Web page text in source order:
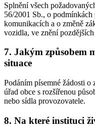
Splnění všech
56/2001 Sb., o
komunikacích a o změně
vozidla, ve znění
7. Jakým způsobem
situace
Podáním písemné žádosti
úřad obce s rozšířenou
nebo sídla provozovatele.
8. Na které instituci